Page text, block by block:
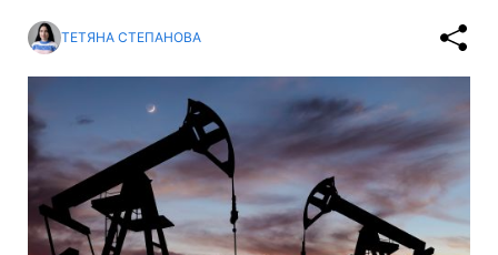
ТЕТЯНА СТЕПАНОВА